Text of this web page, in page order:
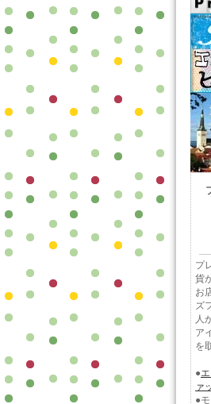
プ
貨
お
ズ
人
ア
を
●
ァ
●